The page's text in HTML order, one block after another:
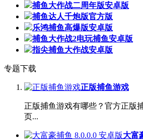
捕鱼大作战二周年版安卓版
捕鱼达人千炮版官方版
乐鸿捕鱼高爆版安卓版
捕鱼大作战2电玩捕鱼安卓版
指尖捕鱼大作战安卓版
专题下载
正版捕鱼游戏
正版捕鱼游戏有哪些？官方正版
页...
大富